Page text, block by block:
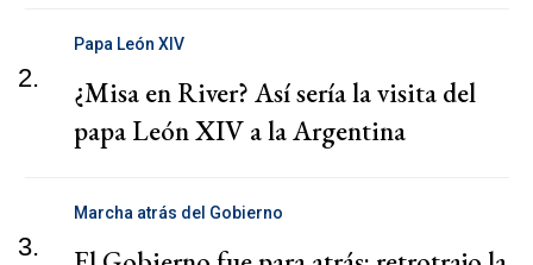
2.
Papa León XIV
¿Misa en River? Así sería la visita del
papa León XIV a la Argentina
3.
Marcha atrás del Gobierno